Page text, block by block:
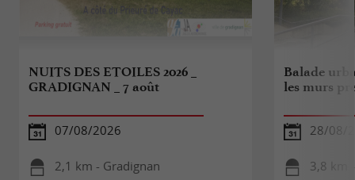
NUITS DES ETOILES 2026 _
GRADIGNAN _ 7 août
07/08/2026
2,1 km - Gradignan
Balade
les murs
28/08/
3,8 km